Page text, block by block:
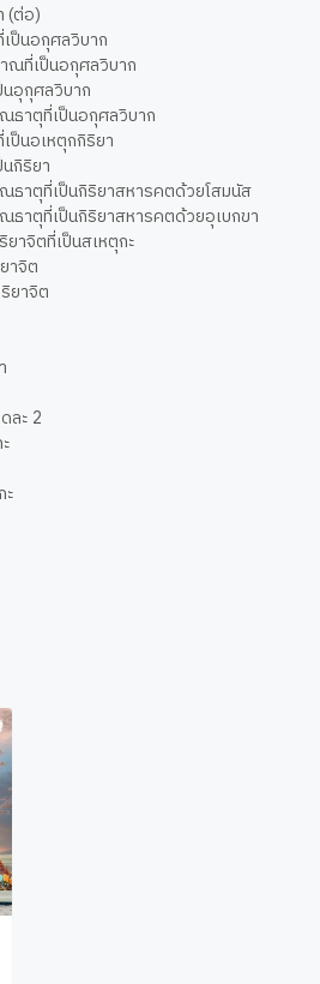
(ต่อ)
ป็นอกุศลวิบาก
ที่เป็นอกุศลวิบาก
นอุกุศลวิบาก
าตุที่เป็นอกุศลวิบาก
ป็นอเหตุกกิริยา
กิริยา
าตุที่เป็นกิริยาสหารคตด้วยโสมนัส
าตุที่เป็นกิริยาสหารคตด้วยอุเบกขา
ยาจิตที่เป็นสเหตุกะ
าจิต
ยาจิต
ละ 2